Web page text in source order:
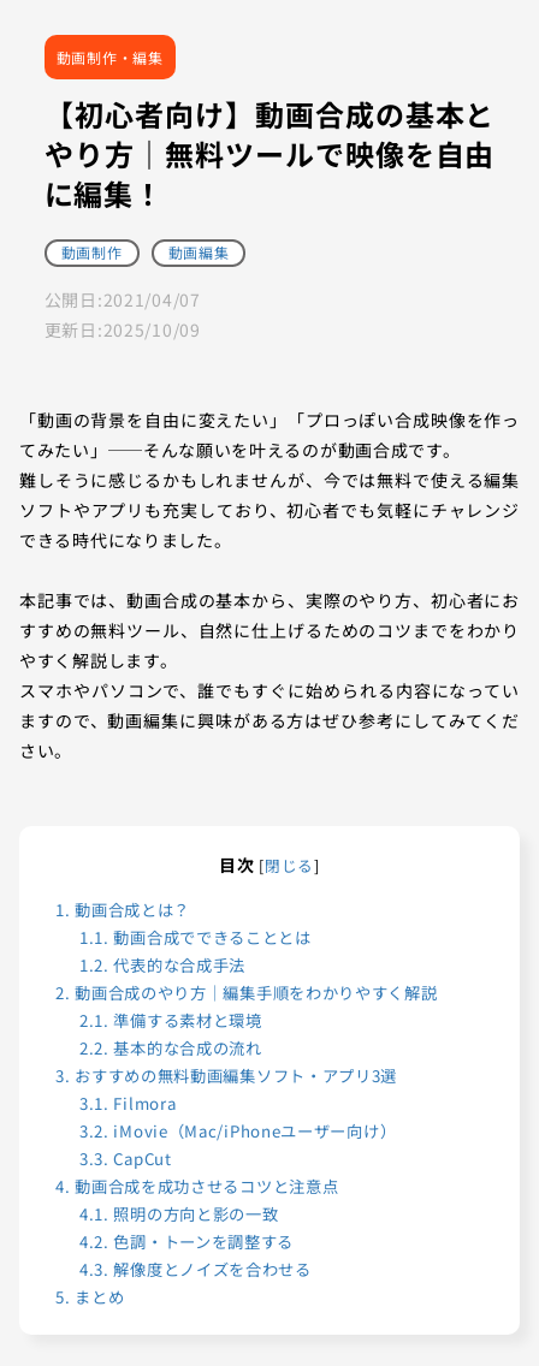
動画制作・編集
【初心者向け】動画合成の基本と
やり方｜無料ツールで映像を自由
に編集！
動画制作 動画編集
公開日:2021/04/07
更新日:2025/10/09
「動画の背景を自由に変えたい」「プロっぽい合成映像を作っ
てみたい」──そんな願いを叶えるのが動画合成です。
難しそうに感じるかもしれませんが、今では無料で使える編集
ソフトやアプリも充実しており、初心者でも気軽にチャレンジ
できる時代になりました。
本記事では、動画合成の基本から、実際のやり方、初心者にお
すすめの無料ツール、自然に仕上げるためのコツまでをわかり
やすく解説します。
スマホやパソコンで、誰でもすぐに始められる内容になってい
ますので、動画編集に興味がある方はぜひ参考にしてみてくだ
さい。
目次 [閉じる]
1. 動画合成とは？
1.1. 動画合成でできることとは
1.2. 代表的な合成手法
2. 動画合成のやり方｜編集手順をわかりやすく解説
2.1. 準備する素材と環境
2.2. 基本的な合成の流れ
3. おすすめの無料動画編集ソフト・アプリ3選
3.1. Filmora
3.2. iMovie（Mac/iPhoneユーザー向け）
3.3. CapCut
4. 動画合成を成功させるコツと注意点
4.1. 照明の方向と影の一致
4.2. 色調・トーンを調整する
4.3. 解像度とノイズを合わせる
5. まとめ